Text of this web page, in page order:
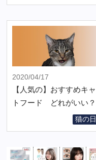
2020/04/17
【人気の】おすすめキ
トフード どれがいい？
猫の